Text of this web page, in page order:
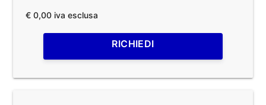
€ 0,00 iva esclusa
RICHIEDI